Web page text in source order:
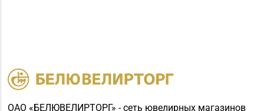
ОАО «БЕЛЮВЕЛИРТОРГ» - сеть ювелирных магазинов